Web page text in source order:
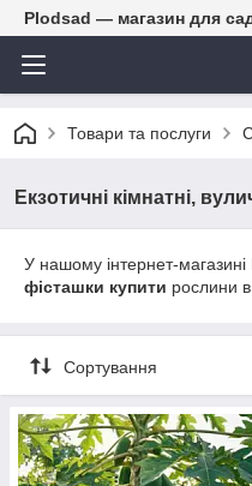
Plodsad — магазин для
Товари та послуги
Екзотичні кімнатні,
У нашому інтернет-
фісташки купити рослини в
Сортування